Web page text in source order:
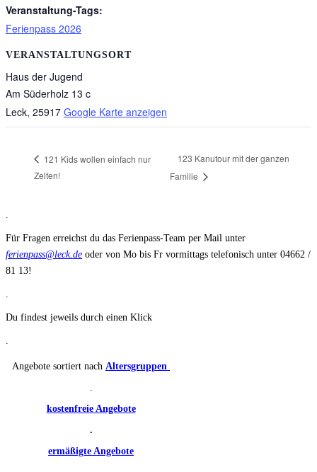
Veranstaltung-Tags:
Ferienpass 2026
VERANSTALTUNGSORT
Haus der Jugend
Am Süderholz 13 c
Leck, 25917 Google Karte anzeigen
121 Kids wollen einfach nur
Zelten!
123 Kanutour mit der ganzen
Familie
Für Fragen erreichst du das Ferienpass-Team per Mail unter
ferienpass@leck.de oder von Mo bis Fr vormittags telefonisch unter 04662 /
81 13!
Du findest jeweils durch einen Klick
Angebote sortiert nach Altersgruppen
kostenfreie Angebote
.
ermäßigte Angebote